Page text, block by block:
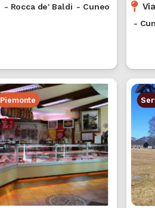
- Rocca de' Baldi - Cuneo
-
Piemonte